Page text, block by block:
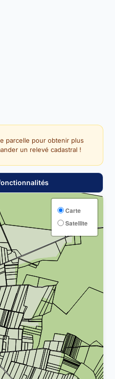
parcelle pour obtenir plus
un relevé cadastral !
Carte
Satellite